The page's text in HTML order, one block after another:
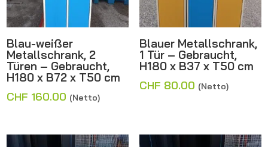
Blau-weißer
Metallschrank, 2
Türen – Gebraucht,
H180 x B72 x T50 cm
CHF 160.00 (Netto)
Blauer Metallschrank,
1 Tür – Gebraucht,
H180 x B37 x T50 cm
CHF 80.00 (Netto)